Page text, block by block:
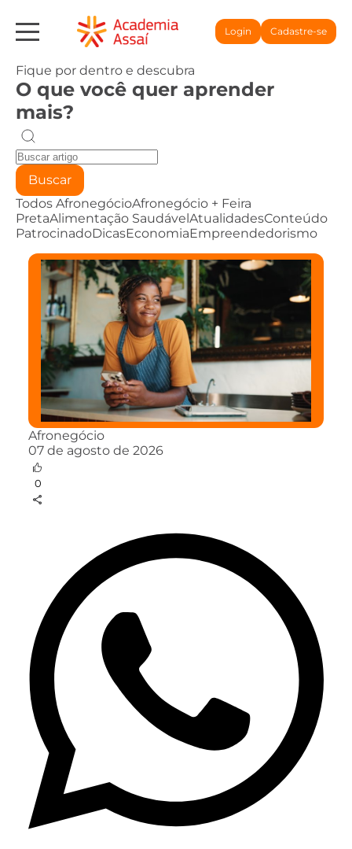
Login Cadastre-se
Fique por dentro e descubra
O que você quer aprender
mais?
Buscar
Todos AfronegócioAfronegócio + Feira
PretaAlimentação SaudávelAtualidadesConteúdo
PatrocinadoDicasEconomiaEmpreendedorismo
Afronegócio
07 de agosto de 2026
0